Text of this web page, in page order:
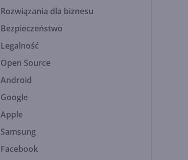
Rozwiązania dla biznesu
Bezpieczeństwo
Legalność
Open Source
Android
Google
Apple
Samsung
Facebook